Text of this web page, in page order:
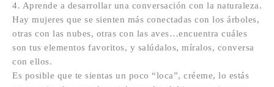
4. Aprende a desarrollar una conversación con la naturaleza.
Hay mujeres que se sienten más conectadas con los árboles,
otras con las nubes, otras con las aves…encuentra cuáles
son tus elementos favoritos, y salúdalos, míralos, conversa
con ellos.
Es posible que te sientas un poco “loca”, créeme, lo estás